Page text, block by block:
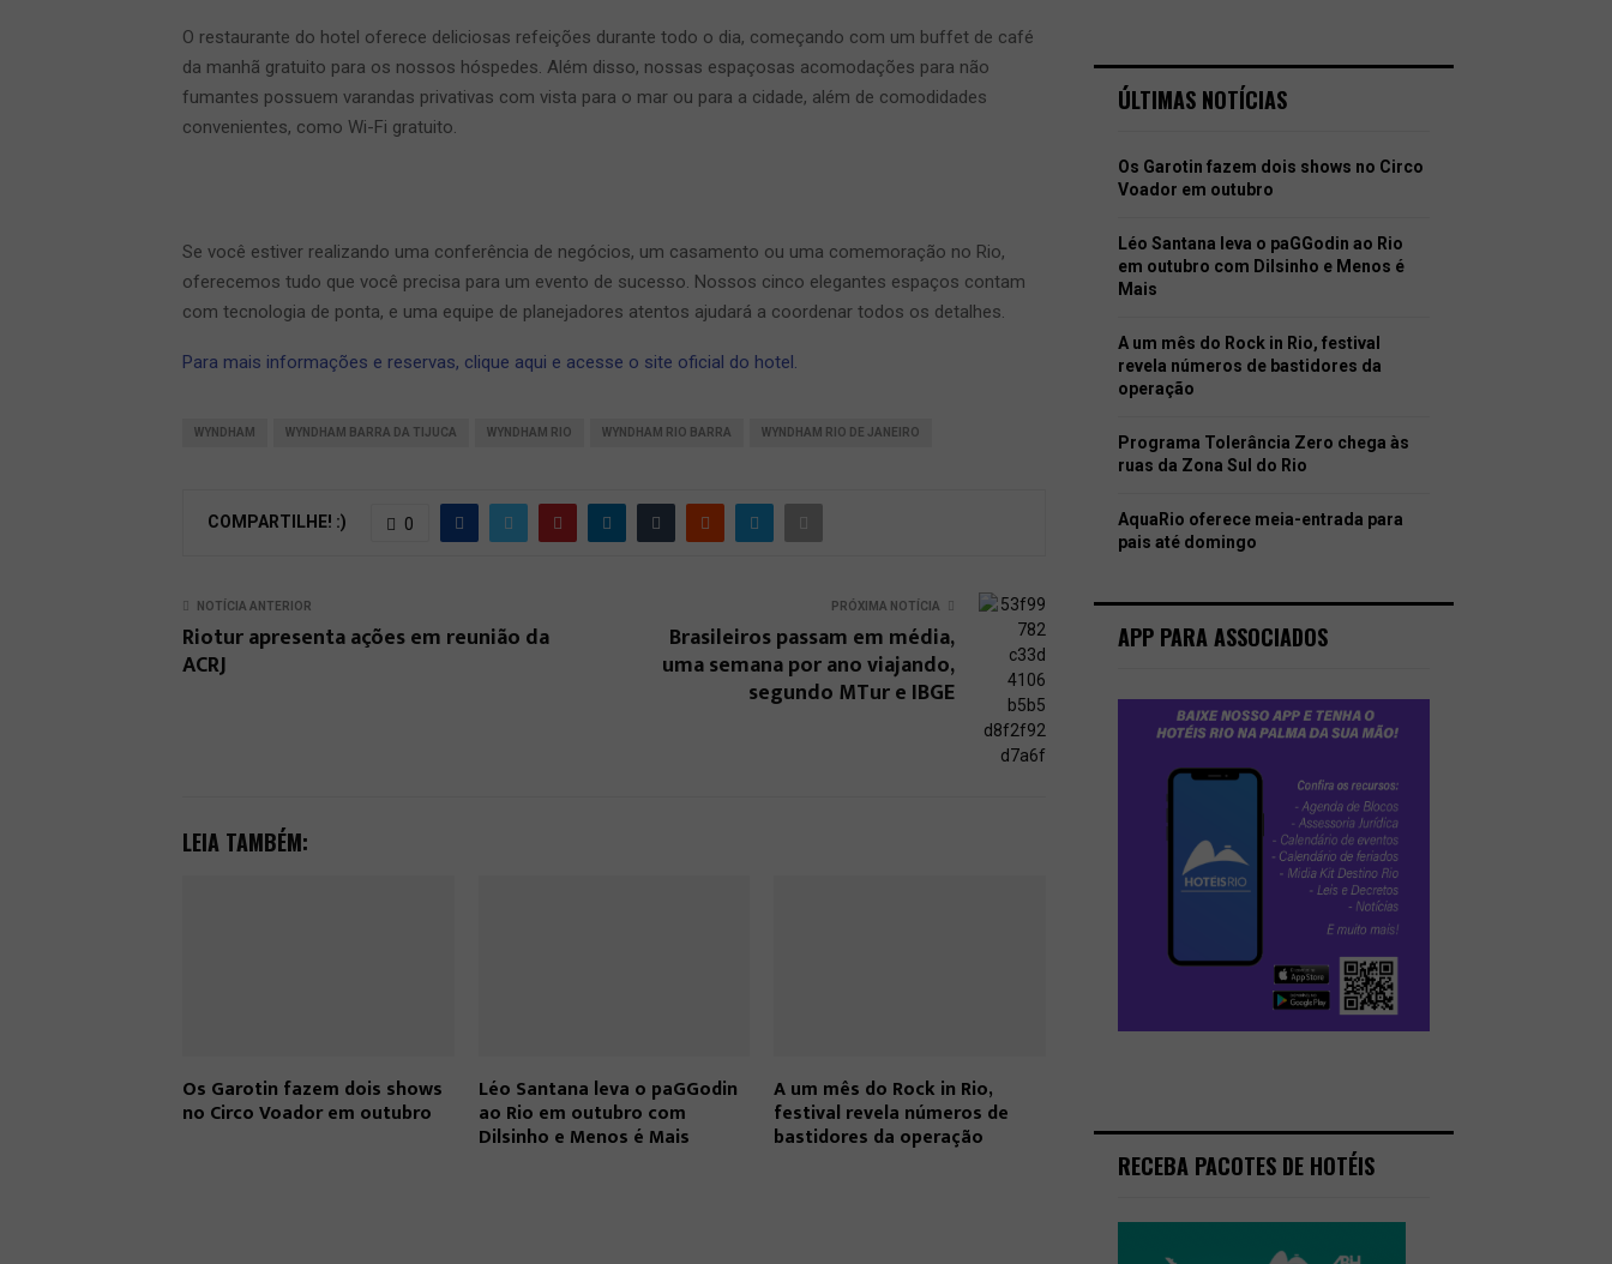
O restaurante do hotel oferece deliciosas refeições durante todo o dia, começando com um buffet de café
da manhã gratuito para os nossos hóspedes. Além disso, nossas espaçosas acomodações para não
fumantes possuem varandas privativas com vista para o mar ou para a cidade, além de comodidades
convenientes, como Wi-Fi gratuito.
Se você estiver realizando uma conferência de negócios, um casamento ou uma comemoração no Rio,
oferecemos tudo que você precisa para um evento de sucesso. Nossos cinco elegantes espaços contam
com tecnologia de ponta, e uma equipe de planejadores atentos ajudará a coordenar todos os detalhes.
Para mais informações e reservas, clique aqui e acesse o site oficial do hotel.
WYNDHAM WYNDHAM BARRA DA TIJUCA WYNDHAM RIO WYNDHAM RIO BARRA WYNDHAM RIO DE JANEIRO
COMPARTILHE! :) 0
NOTÍCIA ANTERIOR
Riotur apresenta ações em reunião da
ACRJ
PRÓXIMA NOTÍCIA
Brasileiros passam em média,
uma semana por ano viajando,
segundo MTur e IBGE
LEIA TAMBÉM:
Os Garotin fazem dois shows
no Circo Voador em outubro
Léo Santana leva o paGGodin
ao Rio em outubro com
Dilsinho e Menos é Mais
A um mês do Rock in Rio,
festival revela números de
bastidores da operação
ÚLTIMAS NOTÍCIAS
Os Garotin fazem dois shows no Circo
Voador em outubro
Léo Santana leva o paGGodin ao Rio
em outubro com Dilsinho e Menos é
Mais
A um mês do Rock in Rio, festival
revela números de bastidores da
operação
Programa Tolerância Zero chega às
ruas da Zona Sul do Rio
AquaRio oferece meia-entrada para
pais até domingo
APP PARA ASSOCIADOS
RECEBA PACOTES DE HOTÉIS